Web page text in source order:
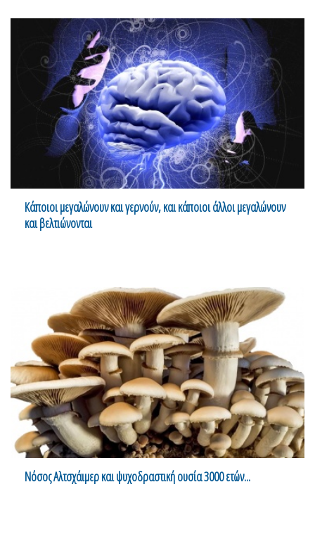
Κάποιοι μεγαλώνουν και γερνούν, και κάποιοι άλλοι μεγαλώνουν
και βελτιώνονται
Νόσος Αλτσχάιμερ και ψυχοδραστική ουσία 3000 ετών...